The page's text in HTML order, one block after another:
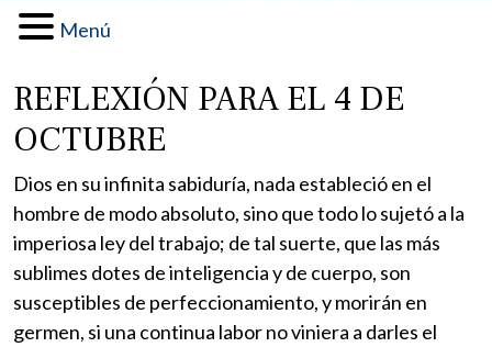
Menú
REFLEXIÓN PARA EL 4 DE
OCTUBRE
Dios en su infinita sabiduría, nada estableció en el
hombre de modo absoluto, sino que todo lo sujetó a la
imperiosa ley del trabajo; de tal suerte, que las más
sublimes dotes de inteligencia y de cuerpo, son
susceptibles de perfeccionamiento, y morirán en
germen, si una continua labor no viniera a darles el